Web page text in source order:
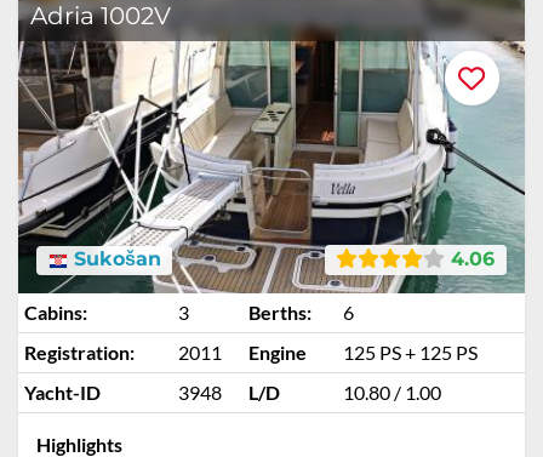
Adria 1002V
4.06
Sukošan
Cabins: 3 Berths:
6
Registration:
2011 Engine
125 PS + 125 PS
Yacht-ID
3948 L/D 10.80 / 1.00
Highlights